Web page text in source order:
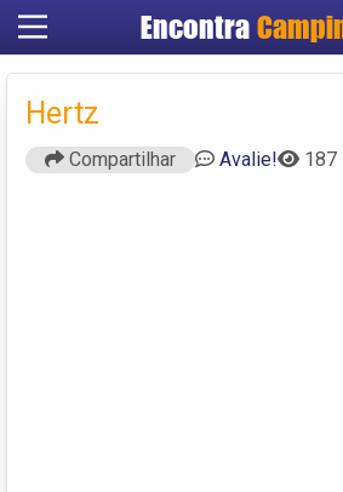
Encontra
Cadastrar
Hertz
Compartilhar Avalie! 187